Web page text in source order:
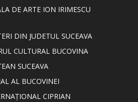
DE ARTE ION IRIMESCU
DIN JUDETUL SUCEAVA
CULTURAL BUCOVINA
SUCEAVA
AL BUCOVINEI
CIPRIAN